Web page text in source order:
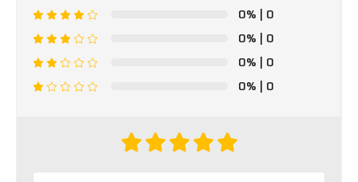
0% | 0
0% | 0
0% | 0
0% | 0